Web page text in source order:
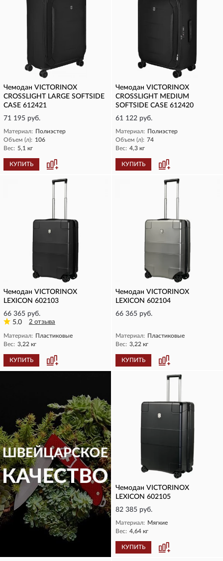
Чемодан VICTORINOX
CROSSLIGHT LARGE SOFTSIDE
CASE 612421
71 195 руб.
Материал: Полиэстер
Объем (л): 106
Вес: 5,1 кг
КУПИТЬ
Чемодан VICTORINOX
CROSSLIGHT MEDIUM
SOFTSIDE CASE 612420
61 122 руб.
Материал: Полиэстер
Объем (л): 74
Вес: 4,3 кг
КУПИТЬ
Чемодан VICTORINOX
LEXICON 602103
66 365 руб.
5.0
2 отзыва
Материал: Пластиковые
Вес: 3,22 кг
КУПИТЬ
Чемодан VICTORINOX
LEXICON 602104
66 365 руб.
Материал: Пластиковые
Вес: 3,22 кг
КУПИТЬ
Чемодан VICTORINOX
LEXICON 602105
82 385 руб.
Материал: Мягкие
Вес: 4,64 кг
КУПИТЬ